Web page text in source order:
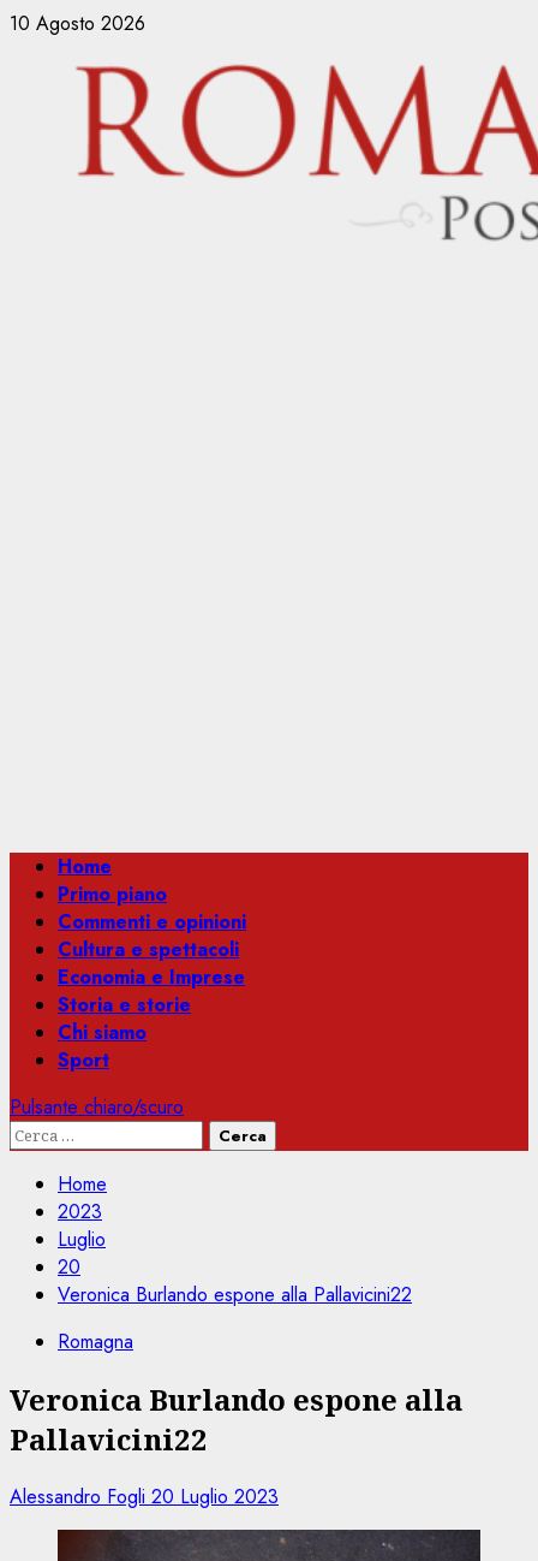
Vai
contenuto
10 Agosto 2026
Menu
principale
Home
Primo piano
Commenti e opinioni
Cultura e spettacoli
Economia e Imprese
Storia e storie
Chi siamo
Sport
Pulsante chiaro/scuro
Ricerca
Home
2023
Luglio
20
Veronica Burlando espone alla Pallavicini22
Romagna
Veronica Burlando espone alla
Pallavicini22
Alessandro Fogli 20 Luglio 2023